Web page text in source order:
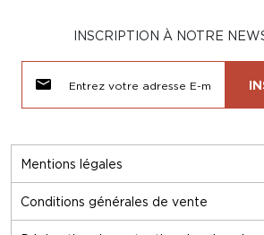
Mentions légales
Conditions générales de vente
INSCRIPTION À NOTRE